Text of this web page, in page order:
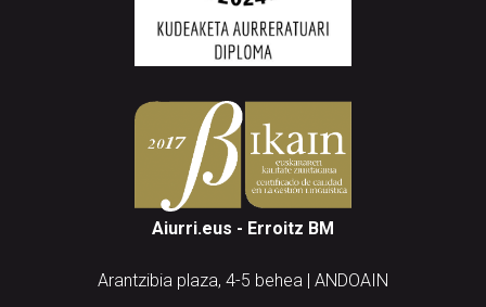
Aiurri.eus - Erroitz BM
Arantzibia plaza, 4-5 behea | ANDOAIN